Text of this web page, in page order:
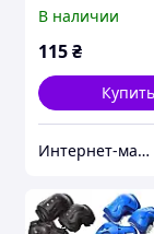
6 см
В наличии
115₴
Купить
Интернет-магазин Мистер ПУПС